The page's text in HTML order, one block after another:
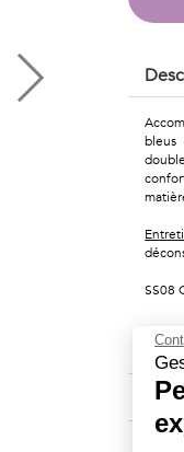
bleus
SS08